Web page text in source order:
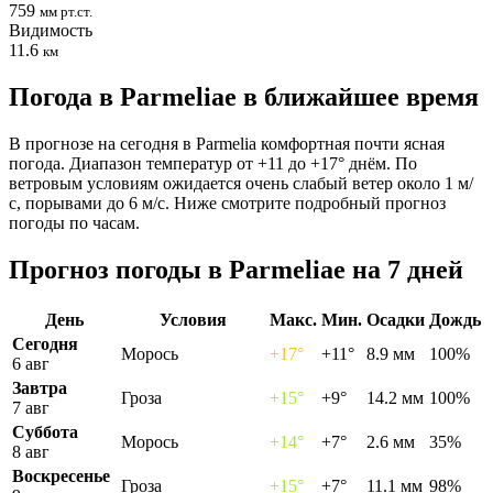
759 мм рт.ст.
Видимость
11.6 км
Погода в Parmeliaе в ближайшее время
В прогнозе на сегодня в Parmelia комфортная почти ясная
погода. Диапазон температур от +11 до +17° днём. По
ветровым условиям ожидается очень слабый ветер около 1 м/
с, порывами до 6 м/с. Ниже смотрите подробный прогноз
погоды по часам.
Прогноз погоды в Parmeliaе на 7 дней
День Условия Макс. Мин. Осадки Дождь
Сегодня
6 авг
Морось +17° +11° 8.9 мм
100%
Завтра
7 авг
Гроза +15° +9° 14.2 мм 100%
Суббота
8 авг
Морось +14° +7° 2.6 мм
35%
Воскресенье
Гроза +15° +7° 11.1 мм 98%